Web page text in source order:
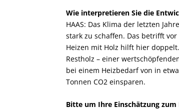
Wie interpretieren Sie die
HAAS: Das Klima der letzten
stark zu schaffen. Das betrifft
Heizen mit Holz hilft hier
Restholz – einer
bei einem Heizbedarf von in
Tonnen CO2 einsparen.
Bitte um Ihre Einschätzung